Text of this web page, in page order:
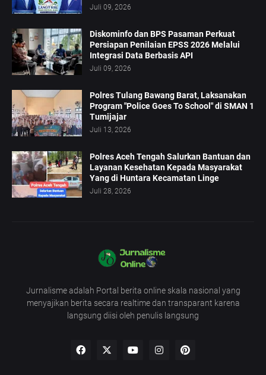
Juli 09, 2026
Diskominfo dan BPS Pasaman Perkuat
Persiapan Penilaian EPSS 2026 Melalui
Integrasi Data Berbasis API
Juli 09, 2026
Polres Tulang Bawang Barat, Laksanakan
Program "Police Goes To School" di SMAN 1
Tumijajar
Juli 13, 2026
Polres Aceh Tengah Salurkan Bantuan dan
Layanan Kesehatan Kepada Masyarakat
Yang di Huntara Kecamatan Linge
Juli 28, 2026
Jurnalisme adalah Portal berita online skala nasional yang
menyajikan berita secara realtime dan transparant karena
langsung diisi oleh penulis langsung